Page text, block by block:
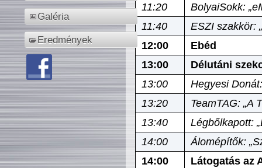
Galéria
Eredmények
11:20
BolyaiSokk:
11:40
ESZI szakkör:
12:00
Ebéd
13:00
Délutáni
13:00
Hegyesi
13:20
TeamTAG: „A
13:40
Légbőlkapott:
14:00
Álomépítők:
14:00
Látogatás az